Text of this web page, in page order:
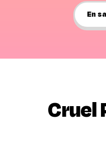
En
Cruel